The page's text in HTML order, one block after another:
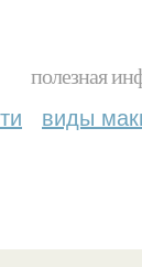
полезная
виды